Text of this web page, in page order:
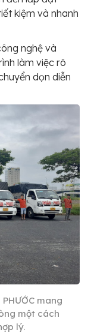
kiệm và nhanh
nghệ và
làm việc rõ
dọn diễn
mang
một cách
lý.